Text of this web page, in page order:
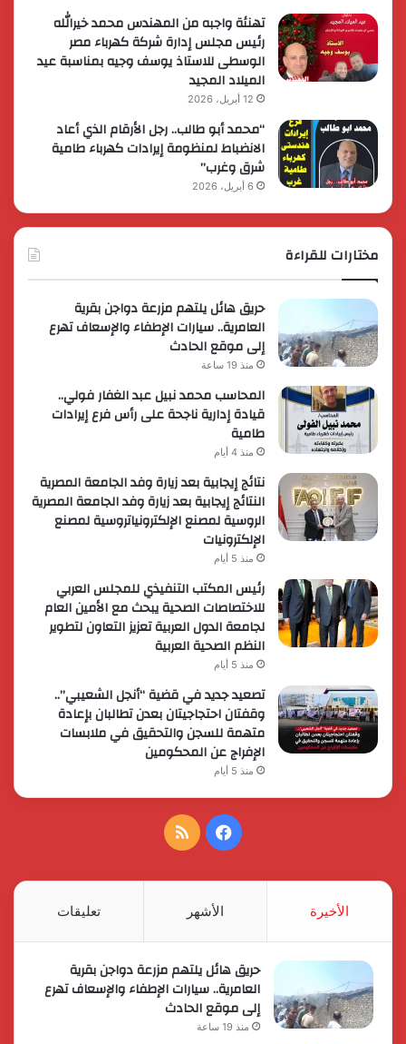
تهنئة واجبه من المهندس محمد خيرالله
رئيس مجلس إدارة شركة كهرباء مصر
الوسطى للاستاذ يوسف وجيه بمناسبة عيد
الميلاد المجيد
12 أبريل، 2026
“محمد أبو طالب.. رجل الأرقام الذي أعاد
الانضباط لمنظومة إيرادات كهرباء طامية
شرق وغرب”
6 أبريل، 2026
مختارات للقراءة
حريق هائل يلتهم مزرعة دواجن بقرية
العامرية.. سيارات الإطفاء والإسعاف تهرع
إلى موقع الحادث
منذ 19 ساعة
المحاسب محمد نبيل عبد الغفار فولي..
قيادة إدارية ناجحة على رأس فرع إيرادات
طامية
منذ 4 أيام
نتائج إيجابية بعد زيارة وفد الجامعة المصرية
النتائج إيجابية بعد زيارة وفد الجامعة المصرية
الروسية لمصنع الإلكترونياتروسية لمصنع
الإلكترونيات
منذ 5 أيام
رئيس المكتب التنفيذي للمجلس العربي
للاختصاصات الصحية يبحث مع الأمين العام
لجامعة الدول العربية تعزيز التعاون لتطوير
النظم الصحية العربية
منذ 5 أيام
تصعيد جديد في قضية “أنجل الشعيبي”..
وقفتان احتجاجيتان بعدن تطالبان بإعادة
متهمة للسجن والتحقيق في ملابسات
الإفراج عن المحكومين
منذ 5 أيام
فيسبوكملخص
الأخيرة الأشهر تعليقات
حريق هائل يلتهم مزرعة دواجن بقرية
العامرية.. سيارات الإطفاء والإسعاف تهرع
إلى موقع الحادث
منذ 19 ساعة